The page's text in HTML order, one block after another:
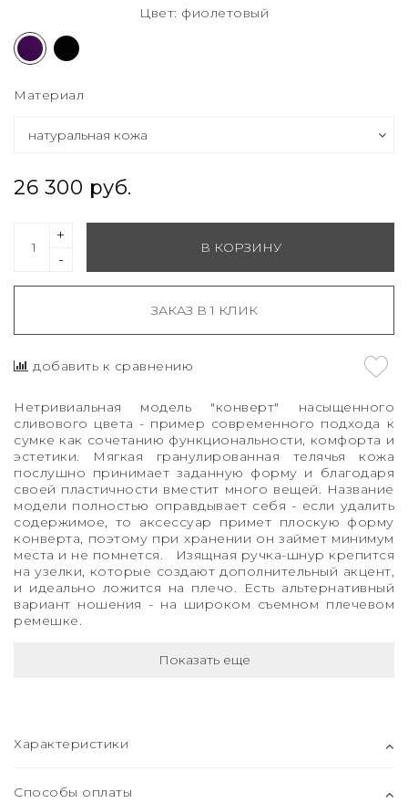
Цвет: фиолетовый
Материал
26 300 руб.
-
+
В КОРЗИНУ
ЗАКАЗ В 1 КЛИК
добавить к сравнению
Нетривиальная модель "конверт" насыщенного
сливового цвета - пример современного подхода к
сумке как сочетанию функциональности, комфорта и
эстетики. Мягкая гранулированная телячья кожа
послушно принимает заданную форму и благодаря
своей пластичности вместит много вещей. Название
модели полностью оправдывает себя - если удалить
содержимое, то аксессуар примет плоскую форму
конверта, поэтому при хранении он займет минимум
места и не помнется. Изящная ручка-шнур крепится
на узелки, которые создают дополнительный акцент,
и идеально ложится на плечо. Есть альтернативный
вариант ношения - на широком съемном плечевом
ремешке.
Показать еще
Характеристики
Способы оплаты